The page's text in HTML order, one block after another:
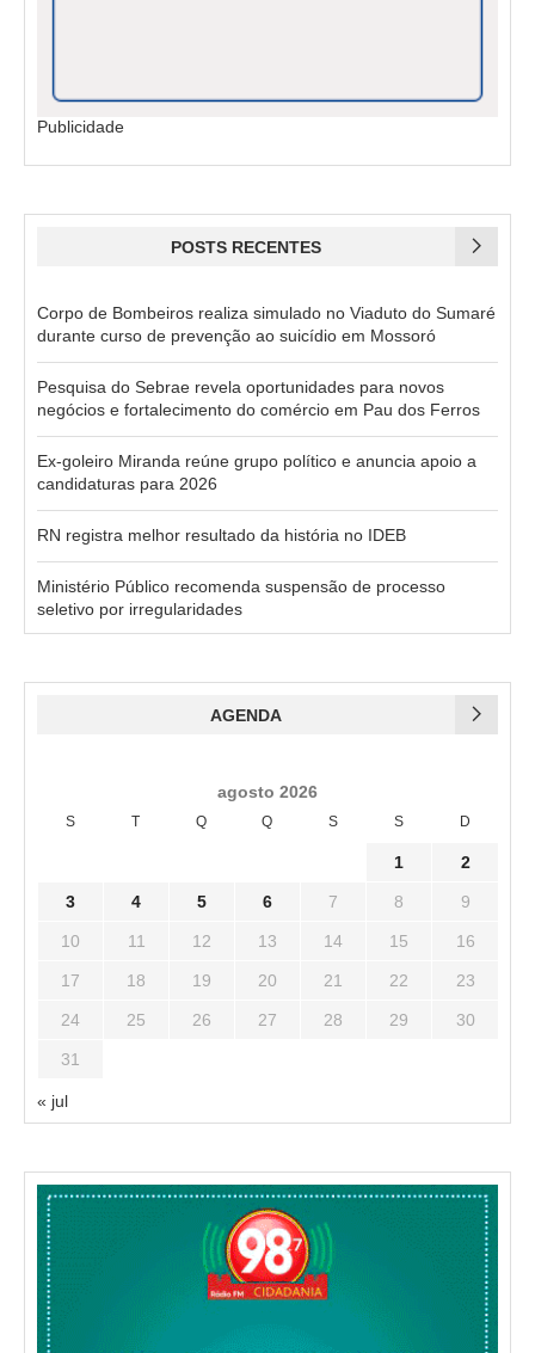
Publicidade
POSTS RECENTES
Corpo de Bombeiros realiza simulado no Viaduto do Sumaré
durante curso de prevenção ao suicídio em Mossoró
Pesquisa do Sebrae revela oportunidades para novos
negócios e fortalecimento do comércio em Pau dos Ferros
Ex-goleiro Miranda reúne grupo político e anuncia apoio a
candidaturas para 2026
RN registra melhor resultado da história no IDEB
Ministério Público recomenda suspensão de processo
seletivo por irregularidades
AGENDA
agosto 2026
S T Q Q S S D
1 2
3 4 5 6 7 8 9
10 11 12 13 14 15 16
17 18 19 20 21 22 23
24 25 26 27 28 29 30
31
« jul